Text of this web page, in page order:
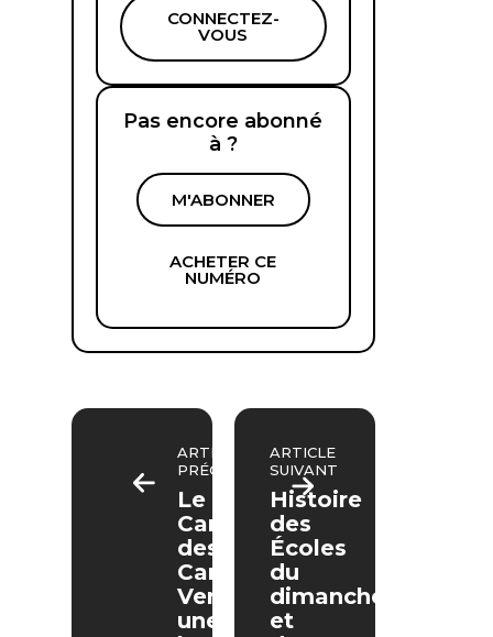
CONNECTEZ-
VOUS
Pas encore abonné
à ?
M'ABONNER
ACHETER CE
NUMÉRO
ARTICLE
PRÉCÉDENT
Le
Cantique
des
Cantiques.
Vers
une
ARTICLE
SUIVANT
Histoire
des
Écoles
du
dimanche
et